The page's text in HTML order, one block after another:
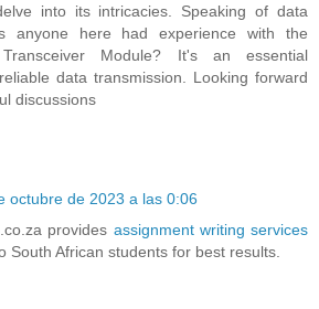
into its intricacies. Speaking of data
anyone here had experience with the
Module? It's an essential
data transmission. Looking forward
discussions
octubre de 2023 a las 0:06
provides assignment writing services
South African students for best results.